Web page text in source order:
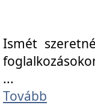
Ismét
...
Tovább